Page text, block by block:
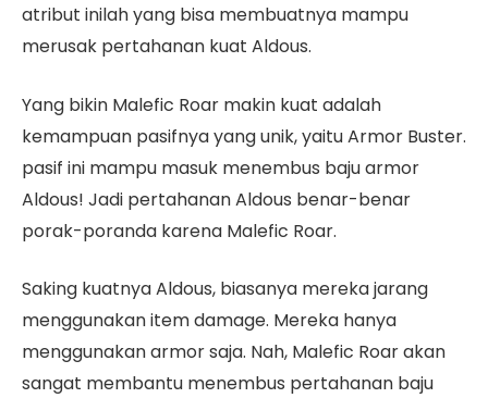
atribut inilah yang bisa membuatnya mampu
merusak pertahanan kuat Aldous.
Yang bikin Malefic Roar makin kuat adalah
kemampuan pasifnya yang unik, yaitu Armor Buster.
pasif ini mampu masuk menembus baju armor
Aldous! Jadi pertahanan Aldous benar-benar
porak-poranda karena Malefic Roar.
Saking kuatnya Aldous, biasanya mereka jarang
menggunakan item damage. Mereka hanya
menggunakan armor saja. Nah, Malefic Roar akan
sangat membantu menembus pertahanan baju